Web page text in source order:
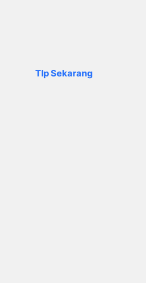
Tlp Sekarang